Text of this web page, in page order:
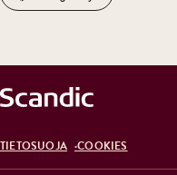
TIETOSUOJA COOKIES